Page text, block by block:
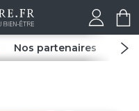
Nos partenaires Spas